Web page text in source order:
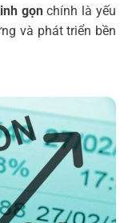
gọnchính là yếu
và phát triển bền